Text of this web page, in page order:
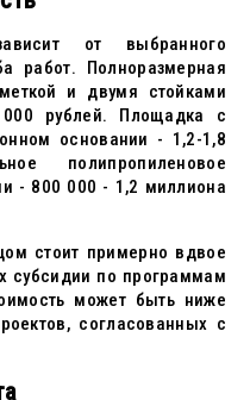
от выбранного
работ. Полноразмерная
и двумя стойками
рублей. Площадка с
основании - 1,2-1,8
полипропиленовое
- 800 000 - 1,2 миллиона
стоит примерно вдвое
субсидии по программам
может быть ниже
согласованных с